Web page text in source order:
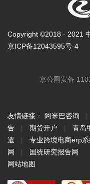
Copyright ©2018 - 2021
京ICP备12043595号-4
京公网安备
友情链接： 阿米巴咨询 |
告
| 期货开户 | 青岛
遣
| 专业跨境电商erp
网
|
国统研究报告网
网站地图